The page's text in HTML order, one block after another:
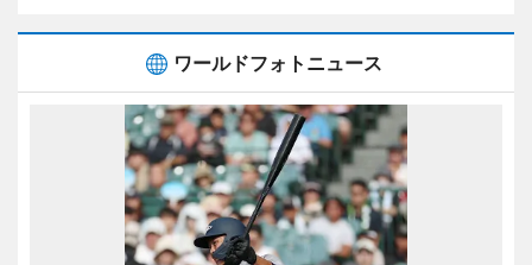
ワールドフォトニュース